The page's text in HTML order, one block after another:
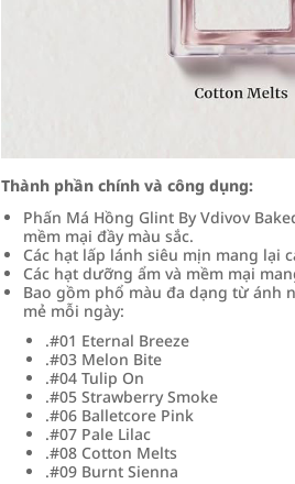
Thành phần chính và công dụng:
Phấn Má Hồng Glint By Vdivov
mềm mại đầy màu sắc.
Các hạt lấp lánh siêu mịn mang lại
Các hạt dưỡng ẩm và mềm mại
Bao gồm phổ màu đa dạng từ ánh
mẻ mỗi ngày:
.#01 Eternal Breeze
.#03 Melon Bite
.#04 Tulip On
.#05 Strawberry Smoke
.#06 Balletcore Pink
.#07 Pale Lilac
.#08 Cotton Melts
.#09 Burnt Sienna